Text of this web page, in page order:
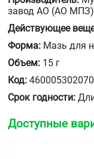
завод АО (АО МПЗ)
Действующее
Форма: Мазь для
Объем: 15 г
Код:
Срок годности:
Доступные